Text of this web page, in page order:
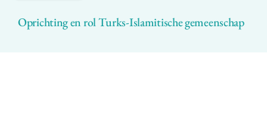
Oprichting en rol Turks-Islamitische gemeenschap